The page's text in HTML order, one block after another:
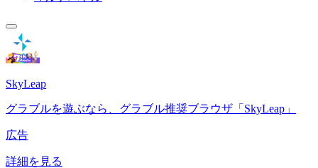
SkyLeap
グラブルを遊ぶなら、グラブル推奨ブラウザ「SkyLeap」
広告
詳細を見る